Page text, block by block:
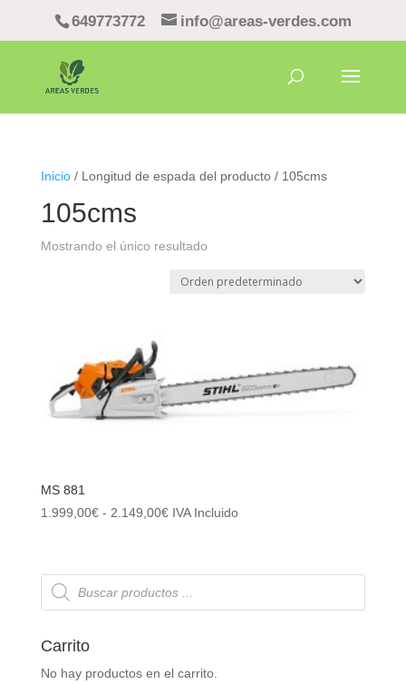
649773772 info@areas-verdes.com
Inicio/ Longitud de espada del producto / 105cms
105cms
Mostrando el único resultado
MS 881
1.999,00€ - 2.149,00€Rango
desde
1.999,00€
IVA Incluido
Búsqueda
de
productos
Carrito
No hay productos en el carrito.